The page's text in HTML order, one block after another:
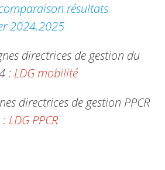
résultats
2024.2025
directrices de gestion du
: LDG mobilité
directrices de gestion PPCR
LDG PPCR